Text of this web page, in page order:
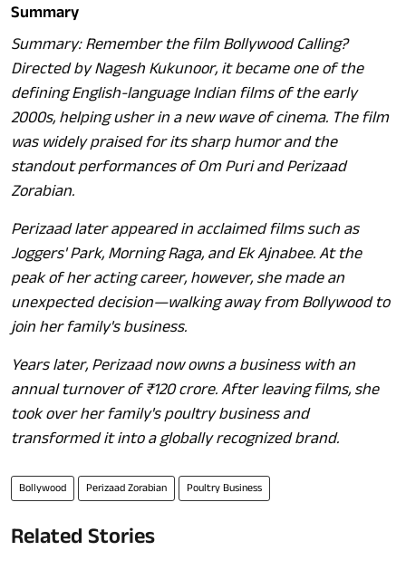
Summary
Summary: Remember the film Bollywood Calling?
Directed by Nagesh Kukunoor, it became one of the
defining English-language Indian films of the early
2000s, helping usher in a new wave of cinema. The film
was widely praised for its sharp humor and the
standout performances of Om Puri and Perizaad
Zorabian.
Perizaad later appeared in acclaimed films such as
Joggers' Park, Morning Raga, and Ek Ajnabee. At the
peak of her acting career, however, she made an
unexpected decision—walking away from Bollywood to
join her family's business.
Years later, Perizaad now owns a business with an
annual turnover of ₹120 crore. After leaving films, she
took over her family's poultry business and
transformed it into a globally recognized brand.
Bollywood Perizaad Zorabian Poultry Business
Related Stories